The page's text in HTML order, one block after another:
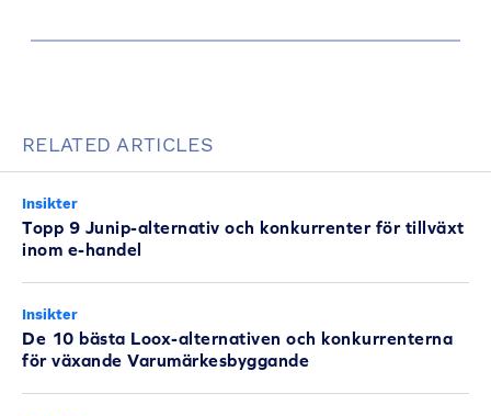
RELATED ARTICLES
Insikter
Topp 9 Junip-alternativ och konkurrenter för tillväxt
inom e-handel
Insikter
De 10 bästa Loox-alternativen och konkurrenterna
för växande Varumärkesbyggande